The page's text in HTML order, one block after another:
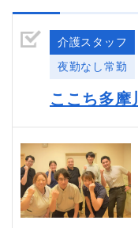
介護スタッフ
夜勤なし常勤
ここち多摩